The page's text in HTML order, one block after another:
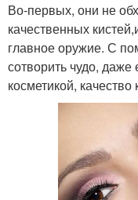
Во-первых, они не
качественных
главное оружие. С
сотворить чудо, даже
косметикой,